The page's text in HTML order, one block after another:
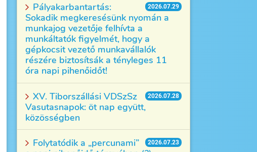
2026.07.29
Pályakarbantartás:
Sokadik megkeresésünk nyomán a
munkajog vezetője felhívta a
munkáltatók figyelmét, hogy a
gépkocsit vezető munkavállalók
részére biztosítsák a tényleges 11
óra napi pihenőidőt!
2026.07.28
XV. Tiborszállási VDSzSz
Vasutasnapok: öt nap együtt,
közösségben
2026.07.23
Folytatódik a „percunami”